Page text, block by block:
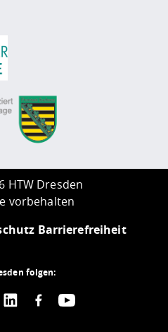
HTW Dresden
vorbehalten
Barrierefreiheit
folgen: